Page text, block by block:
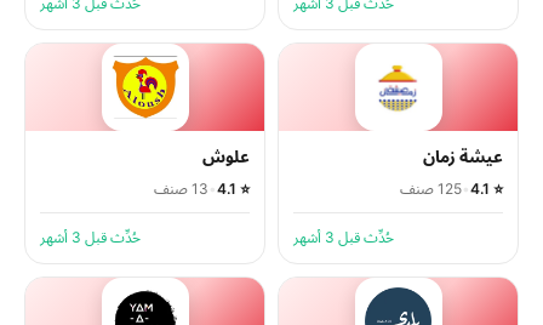
عيشة زمان
⭐ 4.1 125 صنف
حُدِّث قبل 3 أشهر
علوش
⭐ 4.1 13 صنف
حُدِّث قبل 3 أشهر